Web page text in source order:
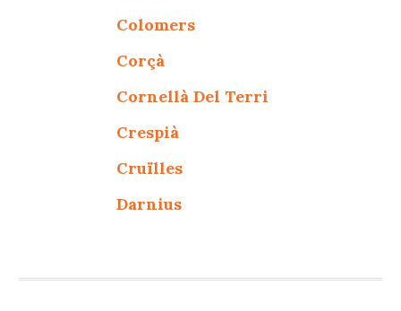
Colomers
Corçà
Cornellà Del Terri
Crespià
Cruïlles
Darnius